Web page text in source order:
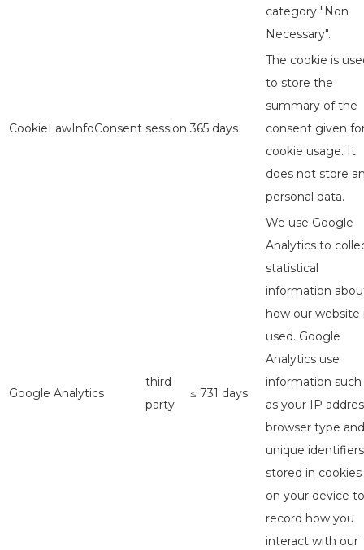
category "Non
Necessary".
CookieLawInfoConsent session 365 days
The cookie is
to store the
summary of the
consent given
cookie usage. It
does not store
personal data.
Google Analytics
third
party
≤ 731 days
We use Google
Analytics to
statistical
information
how our website
used. Google
Analytics use
information such
as your IP
browser type and
unique identifiers
stored in cookies
on your device to
record how you
interact with our